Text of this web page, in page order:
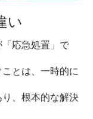
い
応急処置」で
とは、一時的に
、根本的な解決